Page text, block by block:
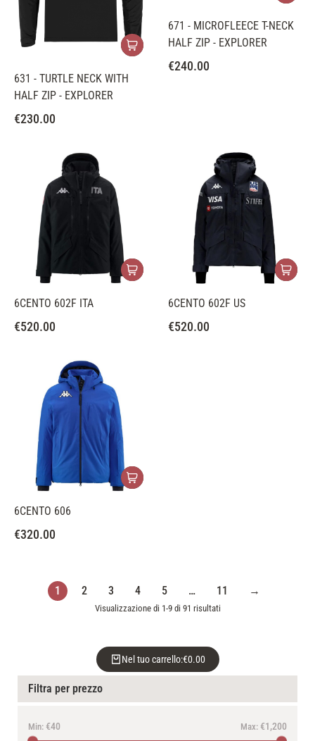
Nel tuo carrello:€0.00
Filtra per prezzo
Min: €40 Max: €1,200
631 - TURTLE NECK WITH
HALF ZIP - EXPLORER
€230.00
671 - MICROFLEECE T-NECK
HALF ZIP - EXPLORER
€240.00
6CENTO 602F ITA
€520.00
6CENTO 602F US
€520.00
6CENTO 606
€320.00
1 2 3 4 5 … 11 →
Visualizzazione di 1-9 di 91 risultati